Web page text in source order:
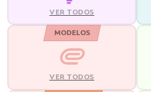
VER TODOS
MODELOS
VER TODOS